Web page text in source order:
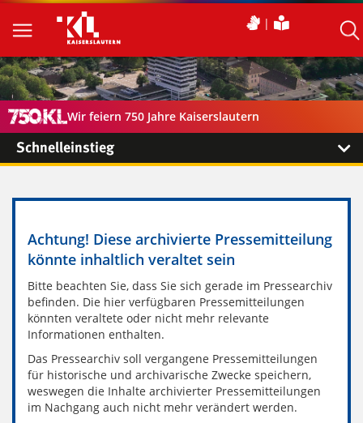
Wir feiern 750 Jahre Kaiserslautern
Schnelleinstieg
Achtung! Diese archivierte Pressemitteilung
könnte inhaltlich veraltet sein
Bitte beachten Sie, dass Sie sich gerade im Pressearchiv
befinden. Die hier verfügbaren Pressemitteilungen
könnten veraltete oder nicht mehr relevante
Informationen enthalten.
Das Pressearchiv soll vergangene Pressemitteilungen
für historische und archivarische Zwecke speichern,
weswegen die Inhalte archivierter Pressemitteilungen
im Nachgang auch nicht mehr verändert werden.